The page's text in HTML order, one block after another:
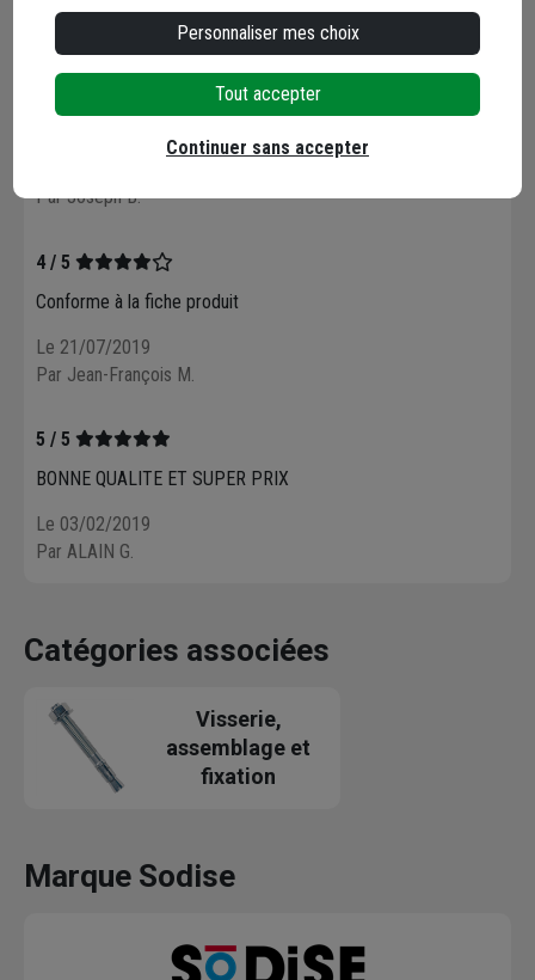
Par GERALDES J.
5 / 5
Par Joseph B.
4 / 5
Conforme à la fiche produit
Le 21/07/2019
Par Jean-François M.
5 / 5
BONNE QUALITE ET SUPER PRIX
Le 03/02/2019
Par ALAIN G.
Catégories associées
Visserie,
assemblage et
fixation
Marque Sodise
Personnaliser mes choix
Tout accepter
Continuer sans accepter